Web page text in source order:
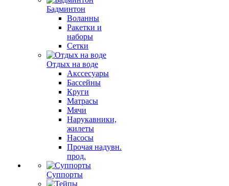
Бадминтон
Воланны
Ракетки и
наборы
Сетки
Отдых на воде
Акссесуары
Бассейны
Круги
Матрасы
Мячи
Нарукавники,
жилеты
Насосы
Прочая надувн.
прод.
Суппорты